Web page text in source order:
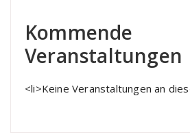
Kommende
Veranstaltungen
<li>Keine Veranstaltungen an